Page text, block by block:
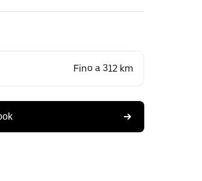
Fino a 312 km